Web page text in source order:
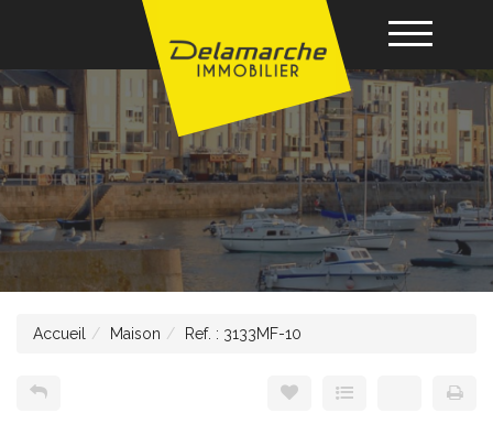
Acheter
Louer
Vendre
Gérance
Nos agences
Accueil Maison Ref. : 3133MF-10